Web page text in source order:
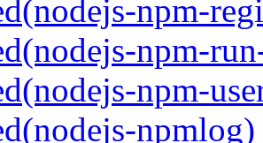
npm-
npm-
npm-
npmlog)